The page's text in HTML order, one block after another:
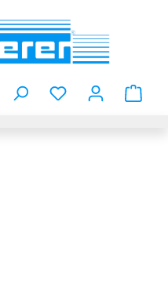
Du hast 0